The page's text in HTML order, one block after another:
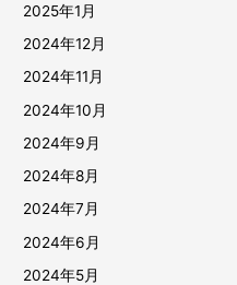
2025年1月
2024年12月
2024年11月
2024年10月
2024年9月
2024年8月
2024年7月
2024年6月
2024年5月